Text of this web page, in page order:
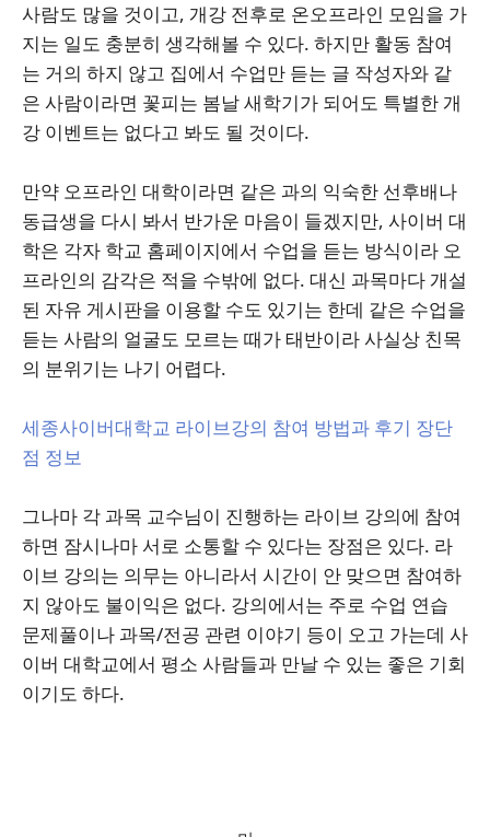
사람도 많을 것이고, 개강 전후로 온오프라인 모임을 가
지는 일도 충분히 생각해볼 수 있다. 하지만 활동 참여
는 거의 하지 않고 집에서 수업만 듣는 글 작성자와 같
은 사람이라면 꽃피는 봄날 새학기가 되어도 특별한 개
강 이벤트는 없다고 봐도 될 것이다.
만약 오프라인 대학이라면 같은 과의 익숙한 선후배나
동급생을 다시 봐서 반가운 마음이 들겠지만, 사이버 대
학은 각자 학교 홈페이지에서 수업을 듣는 방식이라 오
프라인의 감각은 적을 수밖에 없다. 대신 과목마다 개설
된 자유 게시판을 이용할 수도 있기는 한데 같은 수업을
듣는 사람의 얼굴도 모르는 때가 태반이라 사실상 친목
의 분위기는 나기 어렵다.
세종사이버대학교 라이브강의 참여 방법과 후기 장단
점 정보
그나마 각 과목 교수님이 진행하는 라이브 강의에 참여
하면 잠시나마 서로 소통할 수 있다는 장점은 있다. 라
이브 강의는 의무는 아니라서 시간이 안 맞으면 참여하
지 않아도 불이익은 없다. 강의에서는 주로 수업 연습
문제풀이나 과목/전공 관련 이야기 등이 오고 가는데 사
이버 대학교에서 평소 사람들과 만날 수 있는 좋은 기회
이기도 하다.